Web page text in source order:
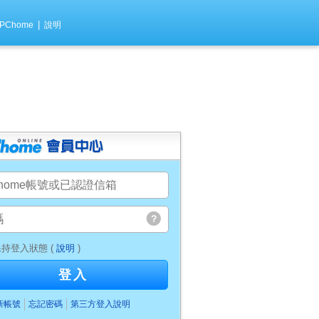
說明
登入狀態 ( 說明 )
登入
帳號 忘記密碼 第三方登入說明